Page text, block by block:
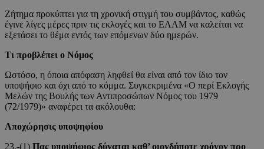
Ζήτημα προκύπτει για τη χρονική στιγμή του συμβάντος, καθώς
έγινε λίγες μέρες πριν τις εκλογές και το ΕΛΑΜ να καλείται να
εξετάσει το θέμα εντός των επόμενων δύο ημερών.
Τι προβλέπει ο Νόμος
Ωστόσο, η όποια απόφαση ληφθεί θα είναι από τον ίδιο τον
υποψήφιο και όχι από το κόμμα. Συγκεκριμένα «Ο περί Εκλογής
Μελών της Βουλής των Αντιπροσώπων Νόμος του 1979
(72/1979)» αναφέρει τα ακόλουθα:
Απoχώρησις υπoψηφίoυ
23.-(1) Πας υπoψήφιoς δύvαται καθ’ oιovδήπoτε χρόvov πρo